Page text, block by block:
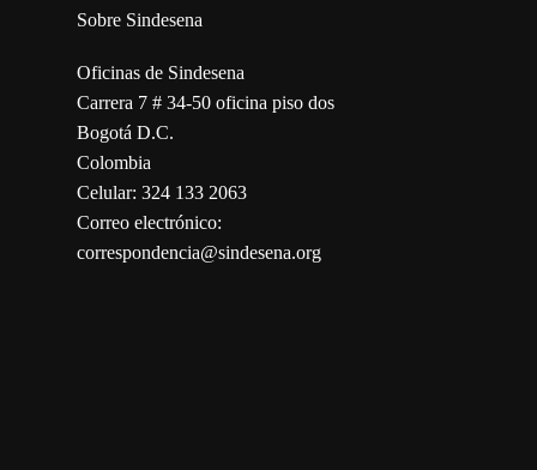
Sobre Sindesena
Oficinas de Sindesena
Carrera 7 # 34-50 oficina piso dos
Bogotá D.C.
Colombia
Celular: 324 133 2063
Correo electrónico:
correspondencia@sindesena.org